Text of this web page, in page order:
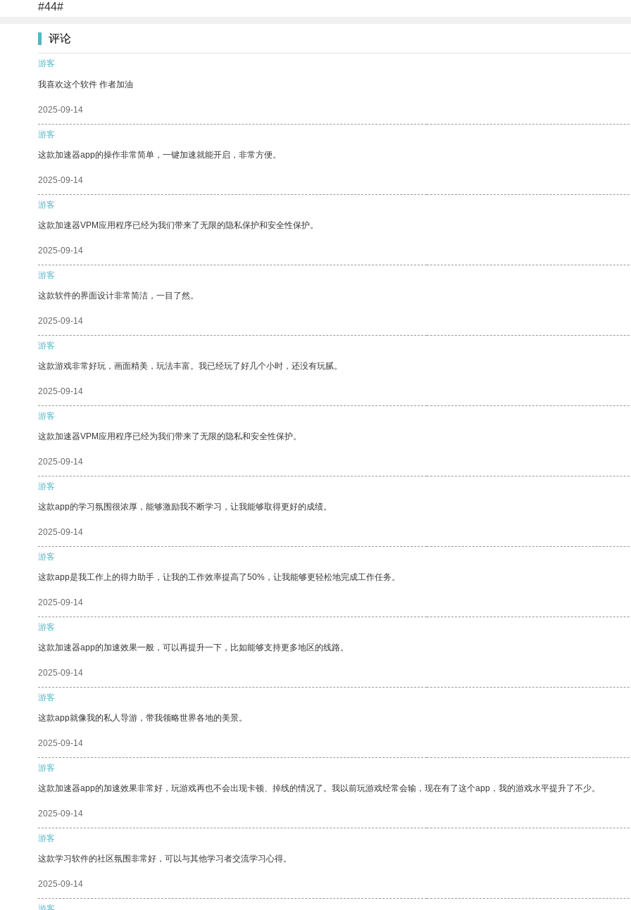
#44#
评论
游客
我喜欢这个软件 作者加油
2025-09-14
游客
这款加速器app的操作非常简单，一键加速就能开启，非常方便。
2025-09-14
游客
这款加速器VPM应用程序已经为我们带来了无限的隐私保护和安全性保护。
2025-09-14
游客
这款软件的界面设计非常简洁，一目了然。
2025-09-14
游客
这款游戏非常好玩，画面精美，玩法丰富。我已经玩了好几个小时，还没有玩腻。
2025-09-14
游客
这款加速器VPM应用程序已经为我们带来了无限的隐私和安全性保护。
2025-09-14
游客
这款app的学习氛围很浓厚，能够激励我不断学习，让我能够取得更好的成绩。
2025-09-14
游客
这款app是我工作上的得力助手，让我的工作效率提高了50%，让我能够更轻松地完成工作任务。
2025-09-14
游客
这款加速器app的加速效果一般，可以再提升一下，比如能够支持更多地区的线路。
2025-09-14
游客
这款app就像我的私人导游，带我领略世界各地的美景。
2025-09-14
游客
这款加速器app的加速效果非常好，玩游戏再也不会出现卡顿、掉线的情况了。我以前玩游戏经常会输，现在有了这个app，我的游戏水平提升了不少。
2025-09-14
游客
这款学习软件的社区氛围非常好，可以与其他学习者交流学习心得。
2025-09-14